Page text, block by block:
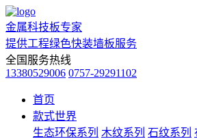
金属科技板专家
提供工程绿色快装墙板服务
全国服务热线
13380529006 0757-29291102
首页
款式世界
生态环保系列 木纹系列 石纹系列